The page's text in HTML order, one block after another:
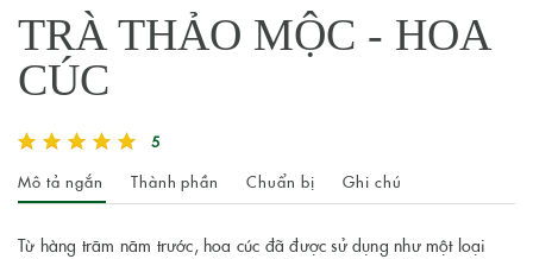
TRÀ THẢO MỘC - HOA
CÚC
5
Mô tả ngắn Thành phần Chuẩn bị Ghi chú
Từ hàng trăm năm trước, hoa cúc đã được sử dụng như một loại